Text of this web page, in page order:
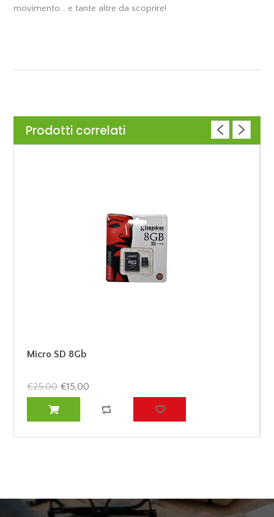
movimento... e tante altre da scoprire!
Prodotti correlati
Micro SD 8Gb
€25,00 €15,00